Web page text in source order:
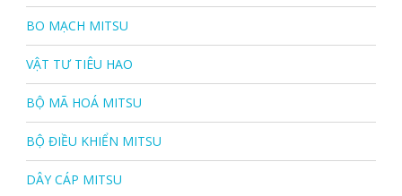
BO MẠCH MITSU
VẬT TƯ TIÊU HAO
BỘ MÃ HOÁ MITSU
BỘ ĐIỀU KHIỂN MITSU
DÂY CÁP MITSU